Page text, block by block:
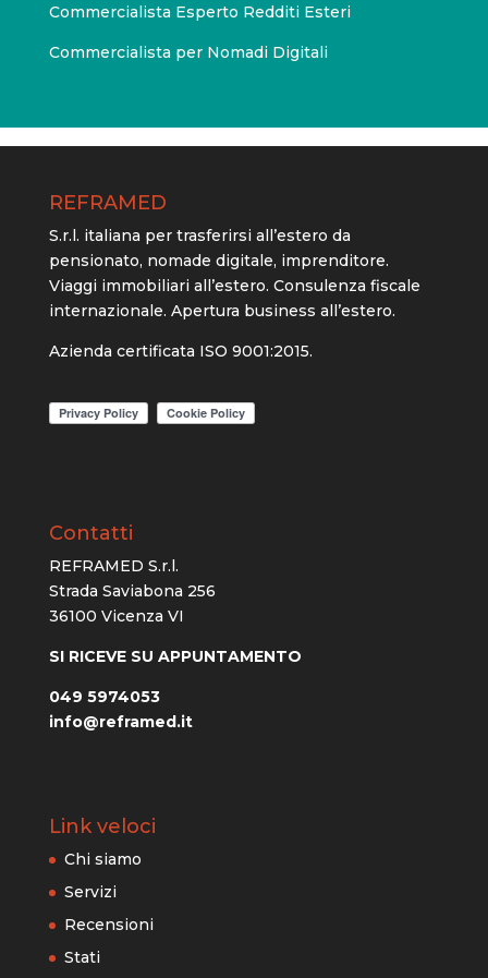
Commercialista Esperto Redditi Esteri
Commercialista per Nomadi Digitali
REFRAMED
S.r.l. italiana per trasferirsi all’estero da
pensionato, nomade digitale, imprenditore.
Viaggi immobiliari all’estero. Consulenza fiscale
internazionale. Apertura business all’estero.
Azienda certificata ISO 9001:2015.
Contatti
REFRAMED S.r.l.
Strada Saviabona 256
36100 Vicenza VI
SI RICEVE SU APPUNTAMENTO
049 5974053
info@reframed.it
Link veloci
Chi siamo
Servizi
Recensioni
Stati